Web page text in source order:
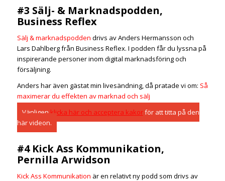
#3 Sälj- & Marknadspodden,
Business Reflex
Sälj & marknadspodden drivs av Anders Hermansson och
Lars Dahlberg från Business Reflex. I podden får du lyssna på
inspirerande personer inom digital marknadsföring och
försäljning.
Anders har även gästat min livesändning, då pratade vi om: Så
maximerar du effekten av marknad och sälj
Vänligen klicka här och acceptera kakorför att titta på den
här videon.
#4 Kick Ass Kommunikation,
Pernilla Arwidson
Kick Ass Kommunikation är en relativt ny podd som drivs av